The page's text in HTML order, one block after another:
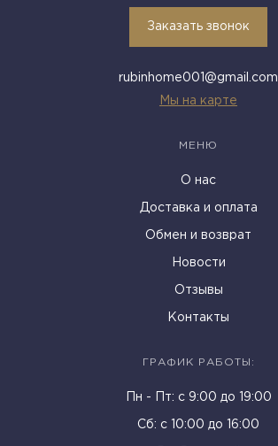
Заказать звонок
rubinhome001@gmail.com
Мы на карте
МЕНЮ
О нас
Доставка и оплата
Обмен и возврат
Новости
Отзывы
Контакты
ГРАФИК РАБОТЫ:
Пн - Пт: c 9:00 до 19:00
Cб: с 10:00 до 16:00